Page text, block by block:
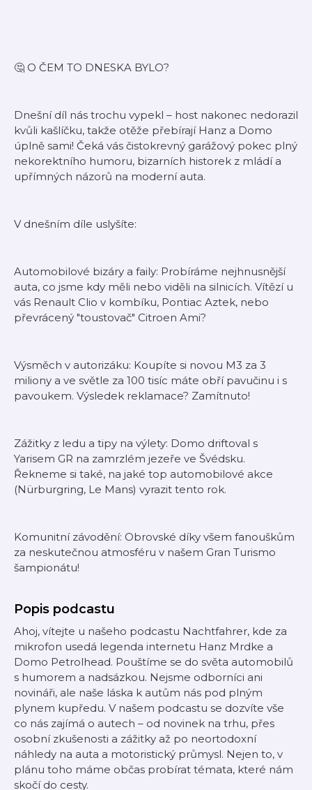
🤔 O ČEM TO DNESKA BYLO?
Dnešní díl nás trochu vypekl – host nakonec nedorazil
kvůli kašlíčku, takže otěže přebírají Hanz a Domo
úplně sami! Čeká vás čistokrevný garážový pokec plný
nekorektního humoru, bizarních historek z mládí a
upřímných názorů na moderní auta.
V dnešním díle uslyšíte:
Automobilové bizáry a faily: Probíráme nejhnusnější
auta, co jsme kdy měli nebo viděli na silnicích. Vítězí u
vás Renault Clio v kombíku, Pontiac Aztek, nebo
převrácený "toustovač" Citroen Ami?
Výsměch v autorizáku: Koupíte si novou M3 za 3
miliony a ve světle za 100 tisíc máte obří pavučinu i s
pavoukem. Výsledek reklamace? Zamítnuto!
Zážitky z ledu a tipy na výlety: Domo driftoval s
Yarisem GR na zamrzlém jezeře ve Švédsku.
Řekneme si také, na jaké top automobilové akce
(Nürburgring, Le Mans) vyrazit tento rok.
Komunitní závodění: Obrovské díky všem fanouškům
za neskutečnou atmosféru v našem Gran Turismo
šampionátu!
Popis podcastu
Ahoj, vítejte u našeho podcastu Nachtfahrer, kde za
mikrofon usedá legenda internetu Hanz Mrdke a
Domo Petrolhead. Pouštíme se do světa automobilů
s humorem a nadsázkou. Nejsme odborníci ani
novináři, ale naše láska k autům nás pod plným
plynem kupředu. V našem podcastu se dozvíte vše
co nás zajímá o autech – od novinek na trhu, přes
osobní zkušenosti a zážitky až po neortodoxní
náhledy na auta a motoristický průmysl. Nejen to, v
plánu toho máme občas probírat témata, které nám
skočí do cesty.